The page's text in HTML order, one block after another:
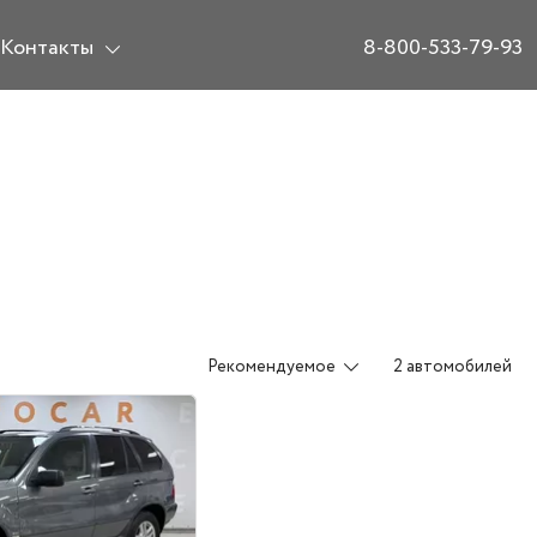
Контакты 8-800-533-79-93
Рекомендуемое 2 автомобилей